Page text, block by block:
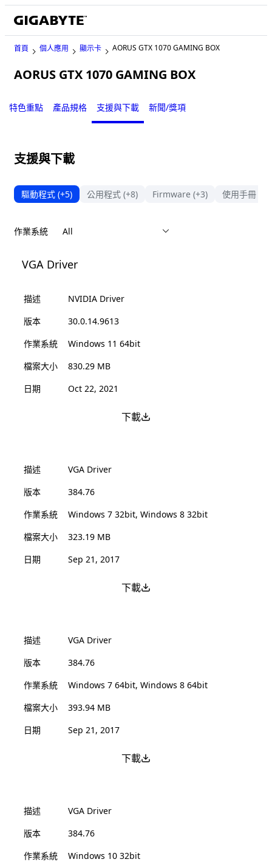
首頁 個人應用 顯示卡 AORUS GTX 1070 GAMING BOX
AORUS GTX 1070 GAMING BOX
特色重點 產品規格 支援與下載 新聞/獎項
支援與下載
驅動程式 (+5) 公用程式 (+8) Firmware (+3) 使用手冊
作業系統
VGA Driver
描述
NVIDIA Driver
版本
30.0.14.9613
作業系統
Windows 11 64bit
檔案大小
830.29 MB
日期
Oct 22, 2021
下載
描述
VGA Driver
版本
384.76
作業系統
Windows 7 32bit, Windows 8 32bit
檔案大小
323.19 MB
日期
Sep 21, 2017
下載
描述
VGA Driver
版本
384.76
作業系統
Windows 7 64bit, Windows 8 64bit
檔案大小
393.94 MB
日期
Sep 21, 2017
下載
描述
VGA Driver
版本
384.76
作業系統
Windows 10 32bit